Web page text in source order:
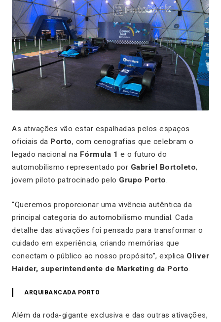
As ativações vão estar espalhadas pelos espaços
oficiais da Porto, com cenografias que celebram o
legado nacional na Fórmula 1 e o futuro do
automobilismo representado por Gabriel Bortoleto,
jovem piloto patrocinado pelo Grupo Porto.
“Queremos proporcionar uma vivência autêntica da
principal categoria do automobilismo mundial. Cada
detalhe das ativações foi pensado para transformar o
cuidado em experiência, criando memórias que
conectam o público ao nosso propósito”, explica Oliver
Haider, superintendente de Marketing da Porto.
ARQUIBANCADA PORTO
Além da roda-gigante exclusiva e das outras ativações,